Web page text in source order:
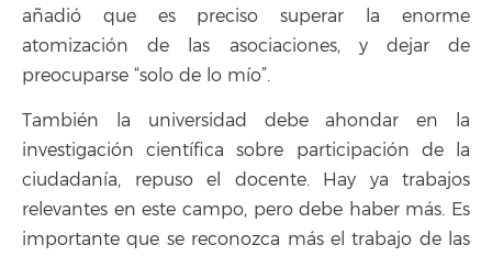
añadió que es preciso superar la enorme
atomización de las asociaciones, y dejar de
preocuparse “solo de lo mío”.
También la universidad debe ahondar en la
investigación científica sobre participación de la
ciudadanía, repuso el docente. Hay ya trabajos
relevantes en este campo, pero debe haber más. Es
importante que se reconozca más el trabajo de las